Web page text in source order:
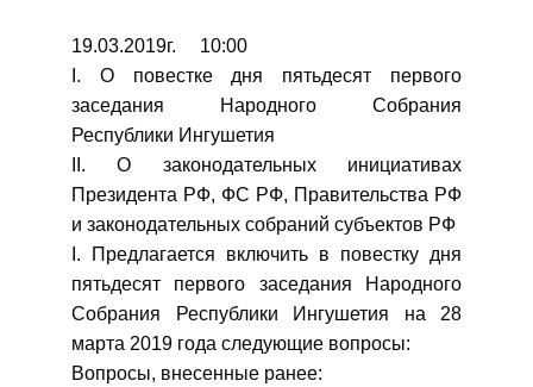
19.03.2019г. 10:00
I. О повестке дня пятьдесят первого
заседания Народного Собрания
Республики Ингушетия
II. О законодательных инициативах
Президента РФ, ФС РФ, Правительства РФ
и законодательных собраний субъектов РФ
I. Предлагается включить в повестку дня
пятьдесят первого заседания Народного
Собрания Республики Ингушетия на 28
марта 2019 года следующие вопросы:
Вопросы, внесенные ранее: